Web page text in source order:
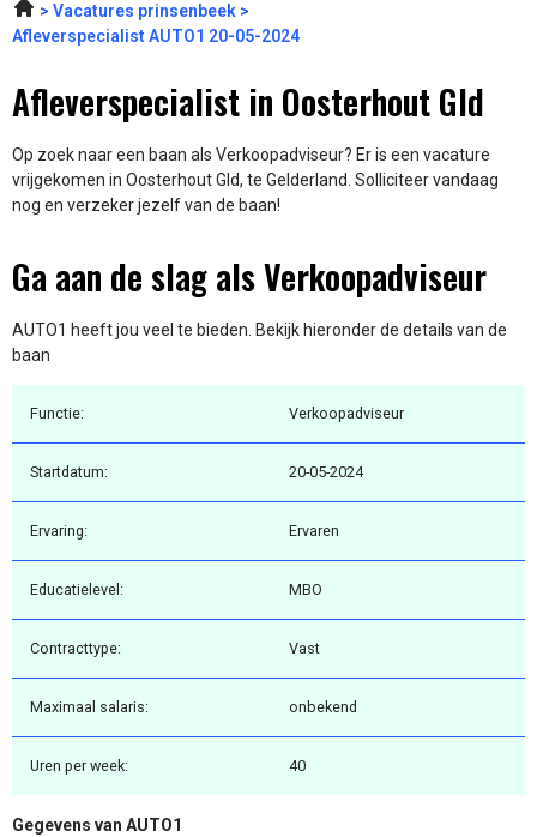
Vacatures prinsenbeek
Afleverspecialist AUTO1 20-05-2024
Afleverspecialist in Oosterhout Gld
Op zoek naar een baan als Verkoopadviseur? Er is een vacature
vrijgekomen in Oosterhout Gld, te Gelderland. Solliciteer vandaag
nog en verzeker jezelf van de baan!
Ga aan de slag als Verkoopadviseur
AUTO1 heeft jou veel te bieden. Bekijk hieronder de details van de
baan
Functie: Verkoopadviseur
Startdatum: 20-05-2024
Ervaring: Ervaren
Educatielevel: MBO
Contracttype: Vast
Maximaal salaris: onbekend
Uren per week: 40
Gegevens van AUTO1